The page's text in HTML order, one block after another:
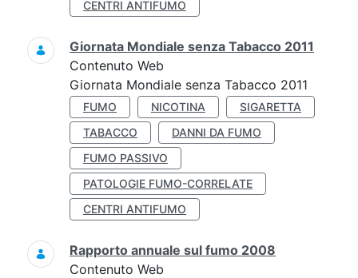
CENTRI ANTIFUMO
Giornata Mondiale senza Tabacco 2011
Contenuto Web
Giornata Mondiale senza Tabacco 2011
FUMO NICOTINA
SIGARETTA
TABACCO
DANNI DA FUMO
FUMO PASSIVO
PATOLOGIE FUMO-CORRELATE
CENTRI ANTIFUMO
Rapporto annuale sul fumo 2008
Contenuto Web